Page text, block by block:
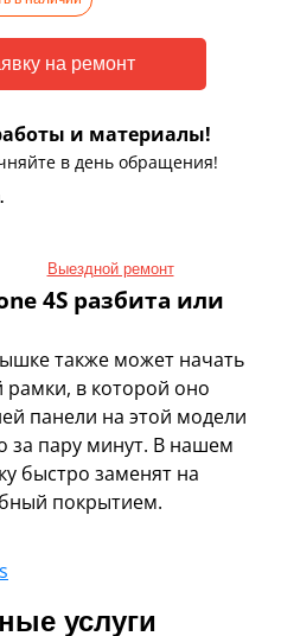
и материалы!
в день обращения!
Выездной ремонт
4S разбита или
также может начать
рамки, в которой оно
панели на этой модели
за пару минут. В нашем
быстро заменят на
покрытием.
услуги